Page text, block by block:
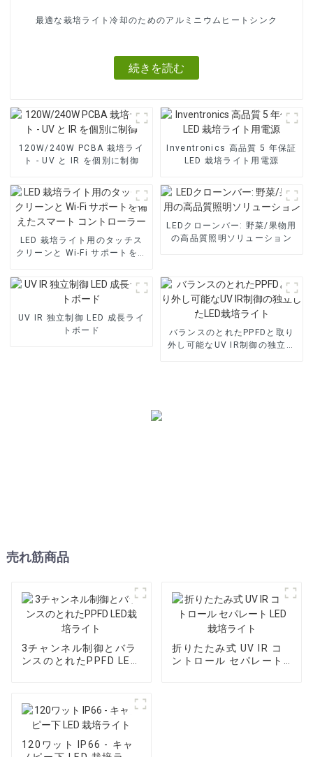
最適な栽培ライト冷却のためのアルミニウムヒートシンク
続きを読む
120W/240W PCBA 栽培ライ
ト - UV と IR を個別に制御
Inventronics 高品質 5 年保証
LED 栽培ライト用電源
LED 栽培ライト用のタッチス
クリーンと Wi-Fi サポートを備
LEDクローンバー: 野菜/果物用
の高品質照明ソリューション
UV IR 独立制御 LED 成長ライ
トボード
バランスのとれたPPFDと取り
外し可能なUV IR制御の独立し
売れ筋商品
3チャンネル制御とバラ
ンスのとれたPPFD LED
折りたたみ式 UV IR コ
ントロール セパレート
120ワット IP66 - キャ